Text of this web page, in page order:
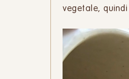
vegetale,